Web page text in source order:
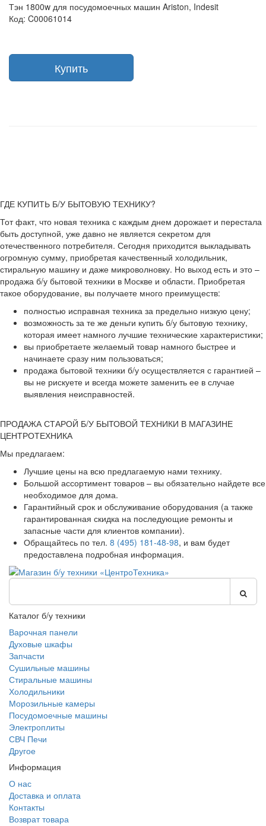
Тэн 1800w для посудомоечных машин Ariston, Indesit
Код: C00061014
ГДЕ КУПИТЬ Б/У БЫТОВУЮ ТЕХНИКУ?
Тот факт, что новая техника с каждым днем дорожает и перестала
быть доступной, уже давно не является секретом для
отечественного потребителя. Сегодня приходится выкладывать
огромную сумму, приобретая качественный холодильник,
стиральную машину и даже микроволновку. Но выход есть и это –
продажа б/у бытовой техники в Москве и области. Приобретая
такое оборудование, вы получаете много преимуществ:
полностью исправная техника за предельно низкую цену;
возможность за те же деньги купить б/у бытовую технику,
которая имеет намного лучшие технические характеристики;
вы приобретаете желаемый товар намного быстрее и
начинаете сразу ним пользоваться;
продажа бытовой техники б/у осуществляется с гарантией –
вы не рискуете и всегда можете заменить ее в случае
выявления неисправностей.
ПРОДАЖА СТАРОЙ Б/У БЫТОВОЙ ТЕХНИКИ В МАГАЗИНЕ
ЦЕНТРОТЕХНИКА
Мы предлагаем:
Лучшие цены на всю предлагаемую нами технику.
Большой ассортимент товаров – вы обязательно найдете все
необходимое для дома.
Гарантийный срок и обслуживание оборудования (а также
гарантированная скидка на последующие ремонты и
запасные части для клиентов компании).
Обращайтесь по тел. 8 (495) 181-48-98, и вам будет
предоставлена подробная информация.
Каталог б/у техники
Варочная панели
Духовые шкафы
Запчасти
Сушильные машины
Стиральные машины
Холодильники
Морозильные камеры
Посудомоечные машины
Электроплиты
СВЧ Печи
Другое
Информация
О нас
Доставка и оплата
Контакты
Возврат товара